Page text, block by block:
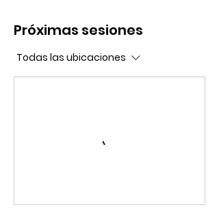
Próximas sesiones
Todas las ubicaciones